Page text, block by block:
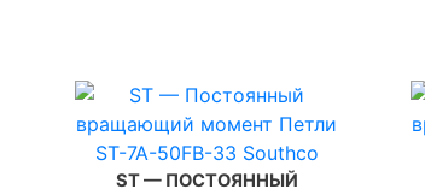
ST — ПОСТОЯННЫЙ